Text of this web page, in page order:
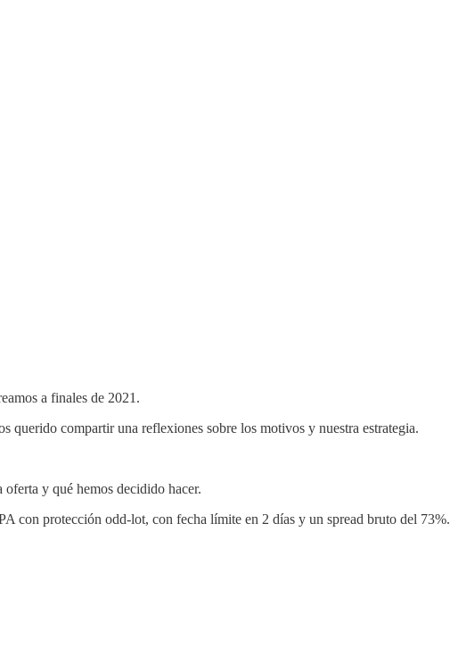
a finales de 2021.
querido compartir una reflexiones sobre los motivos y nuestra estrategia.
oferta y qué hemos decidido hacer.
con protección odd-lot, con fecha límite en 2 días y un spread bruto del 73%.